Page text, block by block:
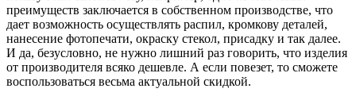
преимуществ заключается в собственном производстве, что
дает возможность осуществлять распил, кромкову деталей,
нанесение фотопечати, окраску стекол, присадку и так далее.
И да, безусловно, не нужно лишний раз говорить, что изделия
от производителя всяко дешевле. А если повезет, то сможете
воспользоваться весьма актуальной скидкой.